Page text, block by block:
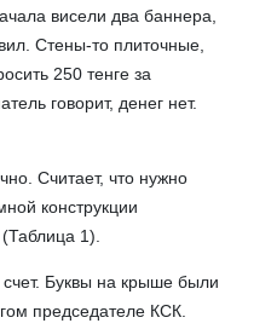
висели два баннера,
Стены-то плиточные,
250 тенге за
говорит, денег нет.
Считает, что нужно
конструкции
1).
счет. Буквы на крыше были
председателе КСК.